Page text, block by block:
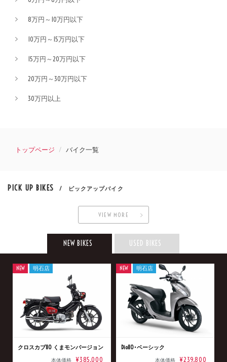
8万円～10万円以下
10万円～15万円以下
15万円～20万円以下
20万円～30万円以下
30万円以上
トップページ バイク一覧
PICK UP BIKES / ピックアップバイク
VIEW MORE
NEW BIKES USED BIKES
クロスカブ110 くまモンバージョン
本体価格 ¥385,000
NEW 明石店
Dio110･ベーシック
本体価格 ¥239,800
NEW 明石店